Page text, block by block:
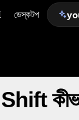
ডেস্কটপ